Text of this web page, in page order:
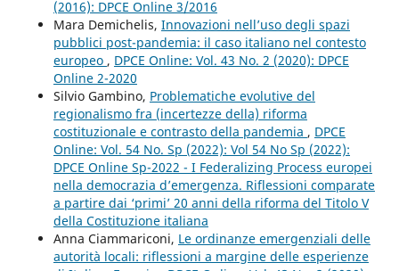
(2016): DPCE Online 3/2016
Mara Demichelis, Innovazioni nell’uso degli spazi
pubblici post-pandemia: il caso italiano nel contesto
europeo , DPCE Online: Vol. 43 No. 2 (2020): DPCE
Online 2-2020
Silvio Gambino, Problematiche evolutive del
regionalismo fra (incertezze della) riforma
costituzionale e contrasto della pandemia , DPCE
Online: Vol. 54 No. Sp (2022): Vol 54 No Sp (2022):
DPCE Online Sp-2022 - I Federalizing Process europei
nella democrazia d’emergenza. Riflessioni comparate
a partire dai ‘primi’ 20 anni della riforma del Titolo V
della Costituzione italiana
Anna Ciammariconi, Le ordinanze emergenziali delle
autorità locali: riflessioni a margine delle esperienze